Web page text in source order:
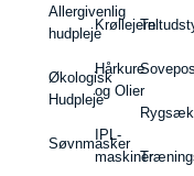
Allergivenlig
hudpleje
Økologisk
Hudpleje
Søvnmasker
Krøllejern
Hårkure
og Olier
IPL-
maskiner